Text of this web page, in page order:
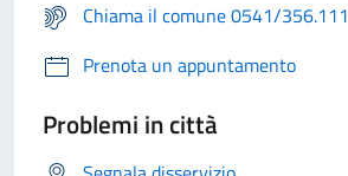
Chiama il comune 0541/356.111
Prenota un appuntamento
Problemi in città